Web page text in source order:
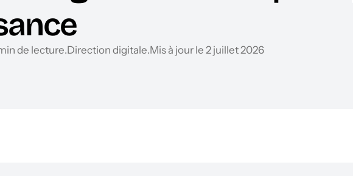
de lecture.Direction digitale.Mis à jour le 2 juillet 2026